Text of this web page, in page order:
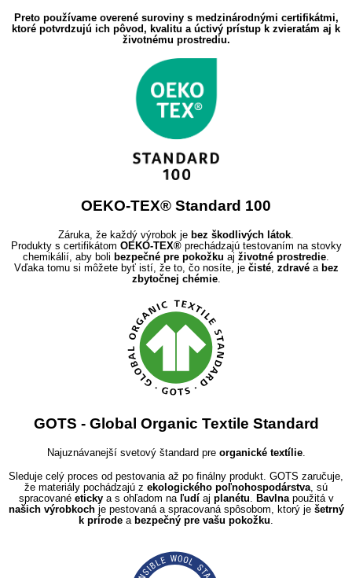
Preto používame overené suroviny s medzinárodnými certifikátmi,
ktoré potvrdzujú ich pôvod, kvalitu a úctivý prístup k zvieratám aj k
životnému prostrediu.
OEKO-TEX® Standard 100
Záruka, že každý výrobok je bez škodlivých látok
Produkty s certifikátom OEKO-TEX®prechádzajú testovaním na stovky
chemikálií, aby boli bezpečné pre pokožku aj životné prostredie
Vďaka tomu si môžete byť istí, že to, čo nosíte, je čisté, zdravé a bez
zbytočnej chémie.
GOTS - Global Organic Textile Standard
Najuznávanejší svetový štandard pre organické textílie.
Sleduje celý proces od pestovania až po finálny produkt. GOTS zaručuje,
že materiály pochádzajú z ekologického poľnohospodárstva, sú
spracované eticky a s ohľadom na ľudí aj planétu. Bavlna použitá v
našich výrobkochje pestovaná a spracovaná spôsobom, ktorý je šetrný
k prírode a bezpečný pre vašu pokožku.